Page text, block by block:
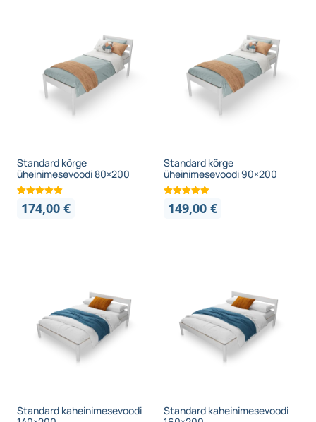
Standard kõrge
üheinimesevoodi 80×200
174,00 €
Standard kõrge
üheinimesevoodi 90×200
149,00 €
Standard kaheinimesevoodi
Standard kaheinimesevoodi